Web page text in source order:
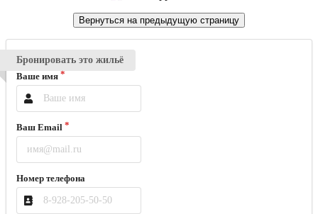
Бронировать это жильё
Ваше имя
Ваш Email
Номер телефона